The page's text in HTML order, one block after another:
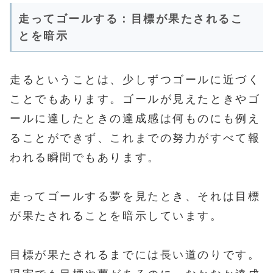
走ってゴールする：目標が果たされるこ
とを暗示
走るということは、少しずつゴールに近づく
ことでもあります。ゴールが見えたときやゴ
ールに達したときの達成感は何ものにも例え
ることができず、これまでの努力がすべて報
われる瞬間でもあります。
走ってゴールする夢を見たとき、それは目標
が果たされることを暗示しています。
目標が果たされるまでには長い道のりです。